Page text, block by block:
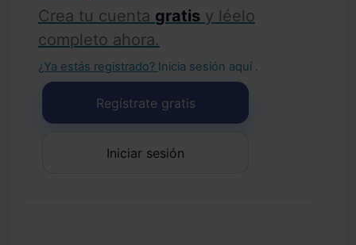
Crea tu cuenta gratis y léelo
completo ahora.
¿Ya estás registrado? Inicia sesión aquí .
Regístrate gratis
Iniciar sesión